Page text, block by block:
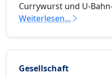
Currywurst und U-
Weiterlesen...
Gesellschaft